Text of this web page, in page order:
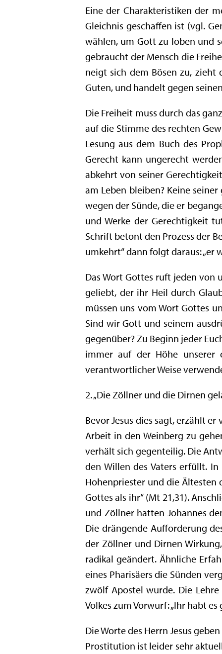
Eine der Charakteristiken der
Gleichnis geschaffen ist (vgl.
wählen, um Gott zu loben und
gebraucht der Mensch die
neigt sich dem Bösen zu, zieht
Guten, und handelt gegen
Die Freiheit muss durch das
auf die Stimme des rechten
Lesung aus dem Buch des
Gerecht kann ungerecht
abkehrt von seiner
am Leben bleiben? Keine
wegen der Sünde, die er
und Werke der Gerechtigkeit
Schrift betont den Prozess der
umkehrt“ dann folgt daraus: „er
Das Wort Gottes ruft jeden von
geliebt, der ihr Heil durch
müssen uns vom Wort Gottes
Sind wir Gott und seinem
gegenüber? Zu Beginn jeder
immer auf der Höhe unserer
verantwortlicher Weise
2. „Die Zöllner und die Dirnen
Bevor Jesus dies sagt, erzählt
Arbeit in den Weinberg zu
verhält sich gegenteilig. Die
den Willen des Vaters erfüllt.
Hohenpriester und die Ältesten
Gottes als ihr“ (Mt 21,31).
und Zöllner hatten Johannes
Die drängende Aufforderung
der Zöllner und Dirnen
radikal geändert. Ähnliche
eines Pharisäers die Sünden
zwölf Apostel wurde. Die
Volkes zum Vorwurf: „Ihr habt
Die Worte des Herrn Jesus
Prostitution ist leider sehr